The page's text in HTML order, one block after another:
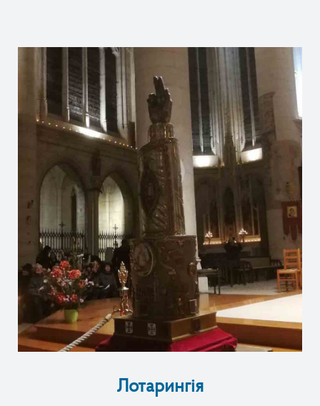
Лотарингія